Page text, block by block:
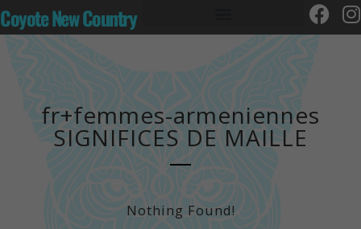
Coyote New Country
fr+femmes-armeniennes
SIGNIFICES DE MAILLE
Nothing Found!